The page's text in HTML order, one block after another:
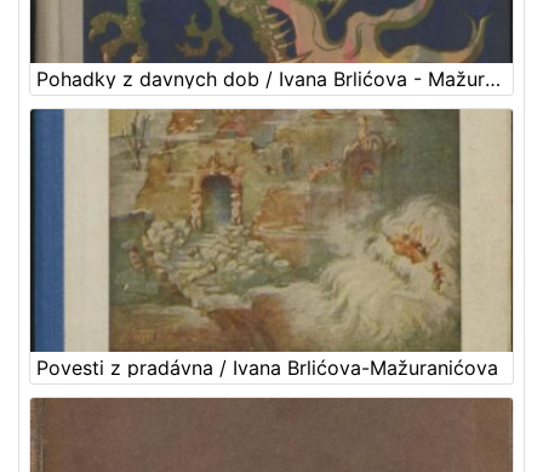
Pohadky z davnych dob / Ivana Brlićova - Mažuranićova ; z chorvatštiny preložil Jan Hudec ; ilustroval Emanuel Frinta
Povesti z pradávna / Ivana Brlićova-Mažuranićova